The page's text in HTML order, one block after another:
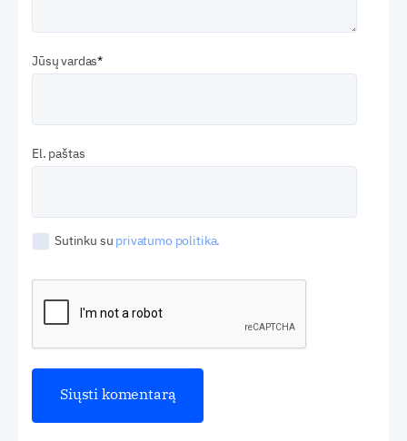
Jūsų vardas
El. paštas
Sutinku su privatumo politika.